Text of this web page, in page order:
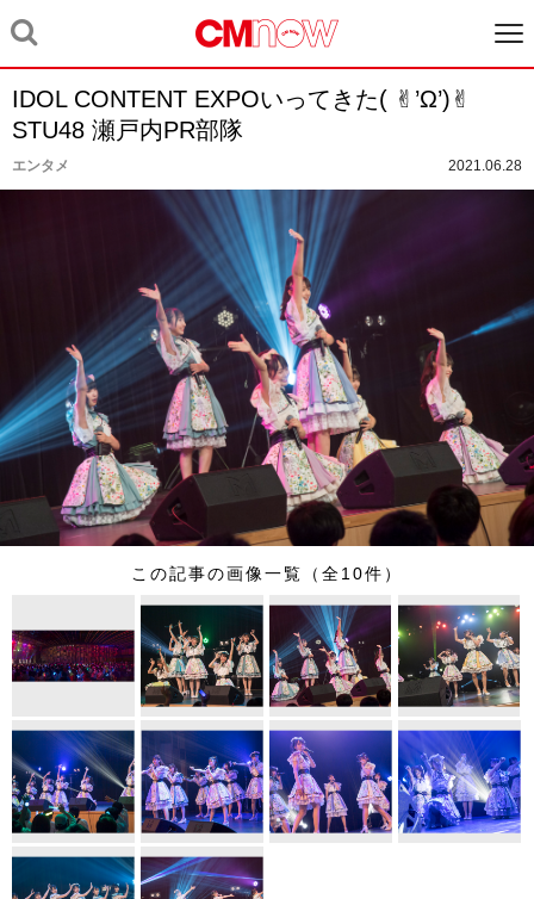
IDOL CONTENT EXPOいってきた( ✌︎’Ω’)✌︎
STU48 瀬戸内PR部隊
エンタメ 2021.06.28
この記事の画像一覧（全10件）